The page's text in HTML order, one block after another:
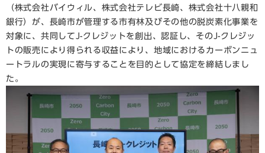
（株式会社バイウィル、株式会社テレビ長崎、株式会社十八親和
銀行）が、長崎市が管理する市有林及びその他の脱炭素化事業を
対象に、共同してJ-クレジットを創出、認証し、そのJ-クレジッ
トの販売により得られる収益により、地域におけるカーボンニュ
ートラルの実現に寄与することを目的として協定を締結しまし
た。